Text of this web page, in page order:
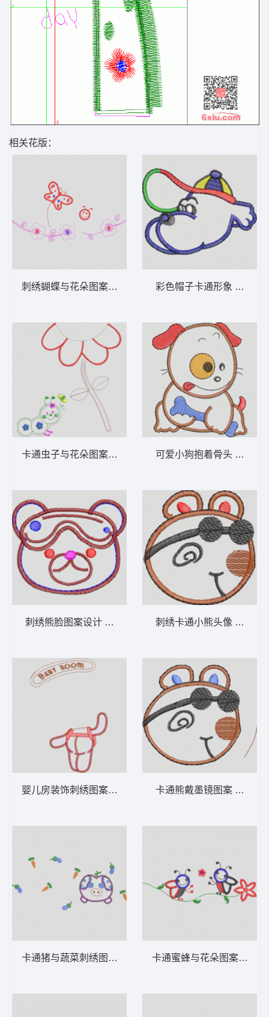
相关花版：
刺绣蝴蝶与花朵图案 卡通童装章标贴布
卡通虫子与花朵图案设计 卡通童装章标贴布
刺绣熊脸图案设计 卡通童装章标贴布
婴儿房装饰刺绣图案 卡通童装章标贴布
卡通猪与蔬菜刺绣图案 卡通童装章标贴布
彩色帽子卡通
可爱小狗抱着
刺绣卡通小熊
卡通熊戴墨镜
卡通蜜蜂与